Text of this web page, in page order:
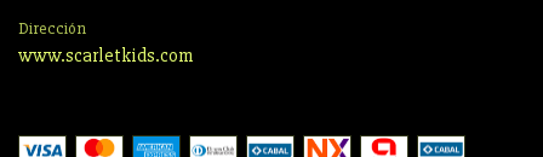
Dirección
www.scarletkids.com